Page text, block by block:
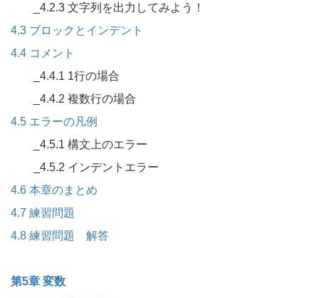
_4.2.3 文字列を出力してみよう！
4.3 ブロックとインデント
4.4 コメント
_4.4.1 1行の場合
_4.4.2 複数行の場合
4.5 エラーの凡例
_4.5.1 構文上のエラー
_4.5.2 インデントエラー
4.6 本章のまとめ
4.7 練習問題
4.8 練習問題 解答
第5章 変数